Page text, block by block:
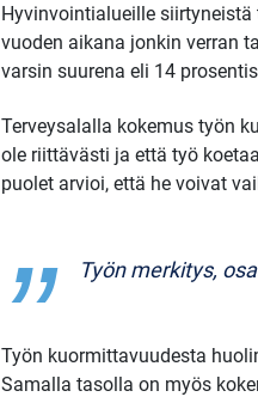
Hyvinvointialueille
vuoden aikana jonkin verran
varsin suurena eli 14
Terveysalalla kokemus työn
ole riittävästi ja että työ
puolet arvioi, että he voivat
Työn merkitys,
Työn kuormittavuudesta
Samalla tasolla on myös